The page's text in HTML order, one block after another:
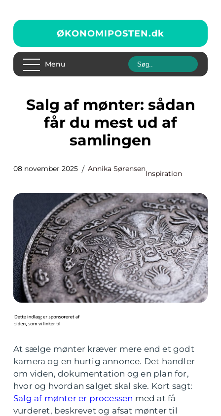
ØKONOMIPOSTEN.dk
Menu
Salg af mønter: sådan
får du mest ud af
samlingen
08 november 2025 Annika Sørensen
Inspiration
At sælge mønter kræver mere end et godt
kamera og en hurtig annonce. Det handler
om viden, dokumentation og en plan for,
hvor og hvordan salget skal ske. Kort sagt:
Salg af mønter er processen med at få
vurderet, beskrevet og afsat mønter til